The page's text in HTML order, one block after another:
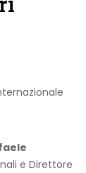
e Direttore